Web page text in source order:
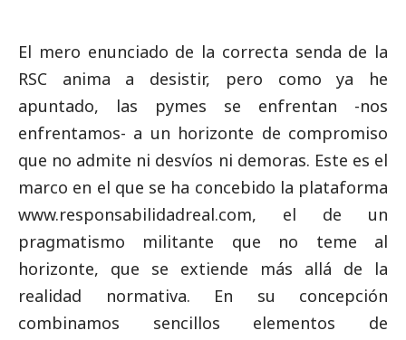
El mero enunciado de la correcta senda de la
RSC anima a desistir, pero como ya he
apuntado, las pymes se enfrentan -nos
enfrentamos- a un horizonte de compromiso
que no admite ni desvíos ni demoras. Este es el
marco en el que se ha concebido la plataforma
www.responsabilidadreal.com, el de un
pragmatismo militante que no teme al
horizonte, que se extiende más allá de la
realidad normativa. En su concepción
combinamos sencillos elementos de